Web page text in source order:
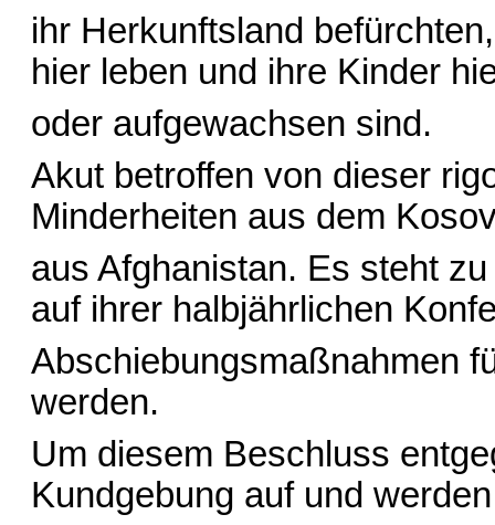
ihr Herkunftsland
hier leben und ihre Kinder
oder aufgewachsen sind.
Akut betroffen von dieser
Minderheiten aus dem
aus Afghanistan. Es steht
auf ihrer halbjährlichen
Abschiebungsmaßnahmen
werden.
Um diesem Beschluss
Kundgebung auf und